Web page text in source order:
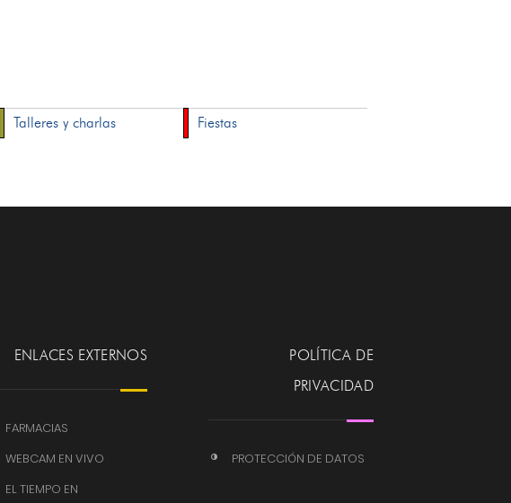
Talleres y charlas
Fiestas
ENLACES EXTERNOS
FARMACIAS
WEBCAM EN VIVO
EL TIEMPO EN
POLÍTICA DE
PRIVACIDAD
PROTECCIÓN DE DATOS